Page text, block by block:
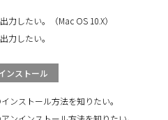
したい。（Mac OS 10.X）
力したい。
ンストール
ンストール方法を知りたい。